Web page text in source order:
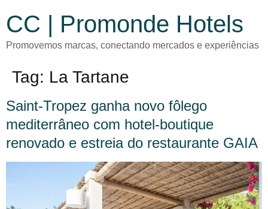
CC | Promonde Hotels
Promovemos marcas, conectando mercados e experiências
Tag: La Tartane
Saint-Tropez ganha novo fôlego
mediterrâneo com hotel-boutique
renovado e estreia do restaurante GAIA